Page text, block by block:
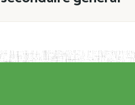
CAB du 21 mars 2011
immatriculés